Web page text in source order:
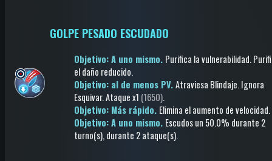
GOLPE PESADO ESCUDADO
Objetivo: A uno mismo. Purifica la vulnerabilidad.
el daño reducido.
Objetivo: al de menos PV.Atraviesa Blindaje.Ignora
Esquivar.Ataquex1 (1650).
Objetivo: Más rápido. Elimina el aumento de velocidad.
Objetivo: A uno mismo. Escudosun 50.0% durante 2
turno(s), durante 2 ataque(s).